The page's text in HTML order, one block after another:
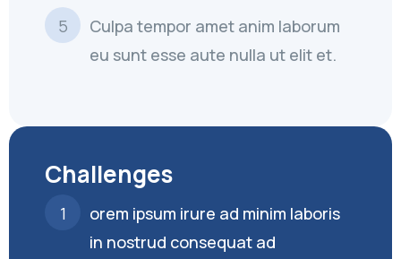
Culpa tempor amet anim laborum
eu sunt esse aute nulla ut elit et.
Challenges
orem ipsum irure ad minim laboris
in nostrud consequat ad